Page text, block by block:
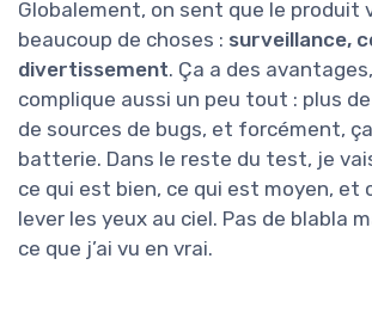
Globalement, on sent que le produit
beaucoup de choses : surveillance,
divertissement. Ça a des
complique aussi un peu tout : plus
de sources de bugs, et forcément,
batterie. Dans le reste du test, je
ce qui est bien, ce qui est moyen, et
lever les yeux au ciel. Pas de blabla
ce que j’ai vu en vrai.